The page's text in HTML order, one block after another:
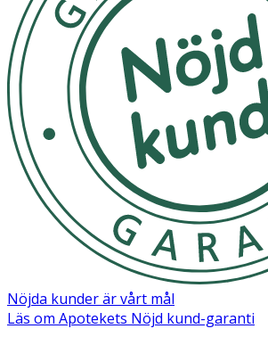
Nöjda kunder är vårt mål
Läs om Apotekets Nöjd kund-garanti